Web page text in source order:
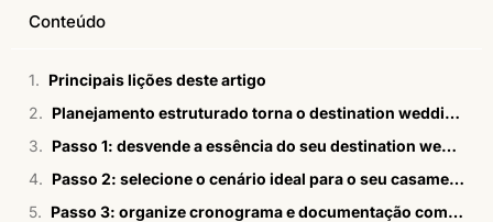
Conteúdo
Principais lições deste artigo
Planejamento estruturado torna o destination wedding mais tranquilo
Passo 1: desvende a essência do seu destination wedding
Passo 2: selecione o cenário ideal para o seu casamento em destino
Passo 3: organize cronograma e documentação com antecedência